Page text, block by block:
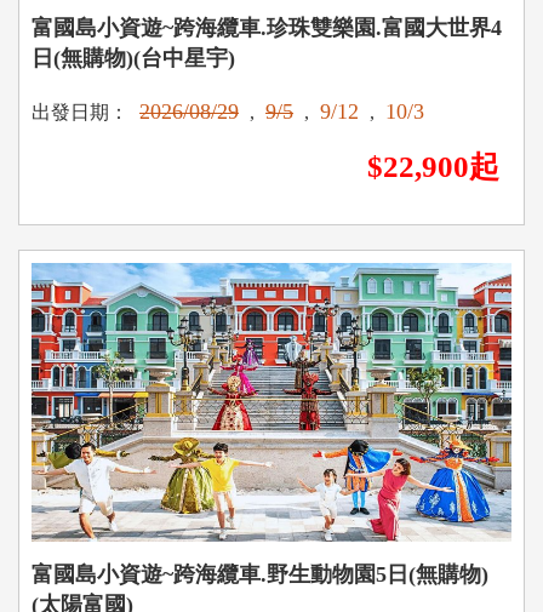
富國島小資遊~跨海纜車.珍珠雙樂園.富國大世界4
日(無購物)(台中星宇)
出發日期： 2026/08/29 , 9/5 , 9/12 , 10/3
$22,900起
富國島小資遊~跨海纜車.野生動物園5日(無購物)
(太陽富國)